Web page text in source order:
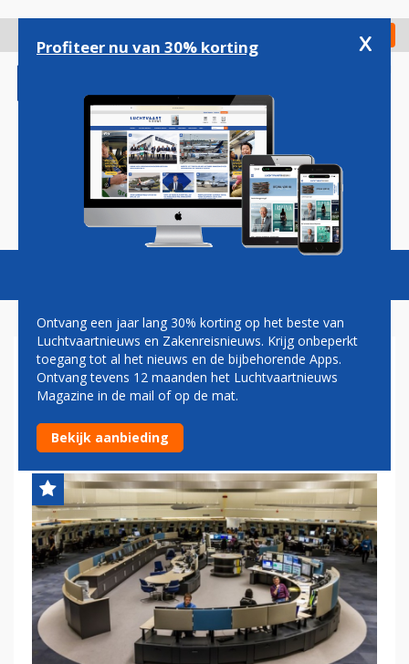
gaan
Check in
Magazine Podcasts Vacatures
EUROCONTROL: IN 2020
WAREN VLUCHTEN KORTER,
MET KLEINERE VLIEGTUIGEN
Profiteer nu van 30% korting x
Ontvang een jaar lang 30% korting op het beste van
Luchtvaartnieuws en Zakenreisnieuws. Krijg onbeperkt
toegang tot al het nieuws en de bijbehorende Apps.
Ontvang tevens 12 maanden het Luchtvaartnieuws
Magazine in de mail of op de mat.
Bekijk aanbieding